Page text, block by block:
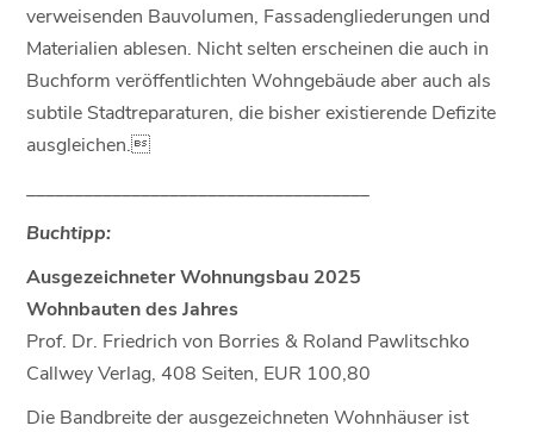
verweisenden Bauvolumen, Fassadengliederungen und
Materialien ablesen. Nicht selten erscheinen die auch in
Buchform veröffentlichten Wohngebäude aber auch als
subtile Stadtreparaturen, die bisher existierende Defizite
ausgleichen.
Buchtipp:
Ausgezeichneter Wohnungsbau 2025
Wohnbauten des Jahres
Prof. Dr. Friedrich von Borries & Roland Pawlitschko
Callwey Verlag, 408 Seiten, EUR 100,80
Die Bandbreite der ausgezeichneten Wohnhäuser ist